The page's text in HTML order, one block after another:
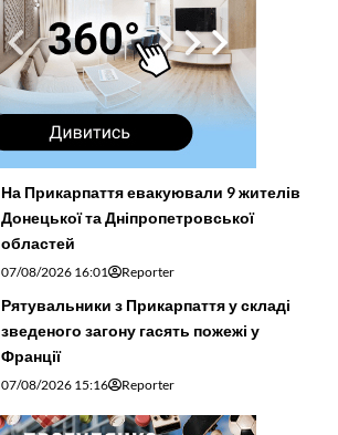
На Прикарпаття евакуювали 9 жителів
Донецької та Дніпропетровської
областей
07/08/2026 16:01 Reporter
Рятувальники з Прикарпаття у складі
зведеного загону гасять пожежі у
Франції
07/08/2026 15:16 Reporter